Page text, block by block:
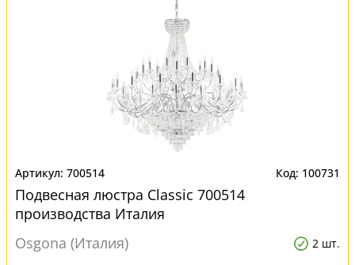
700514 100731
Подвесная люстра Classic 700514
производства Италия
Osgona (Италия)
2 шт.